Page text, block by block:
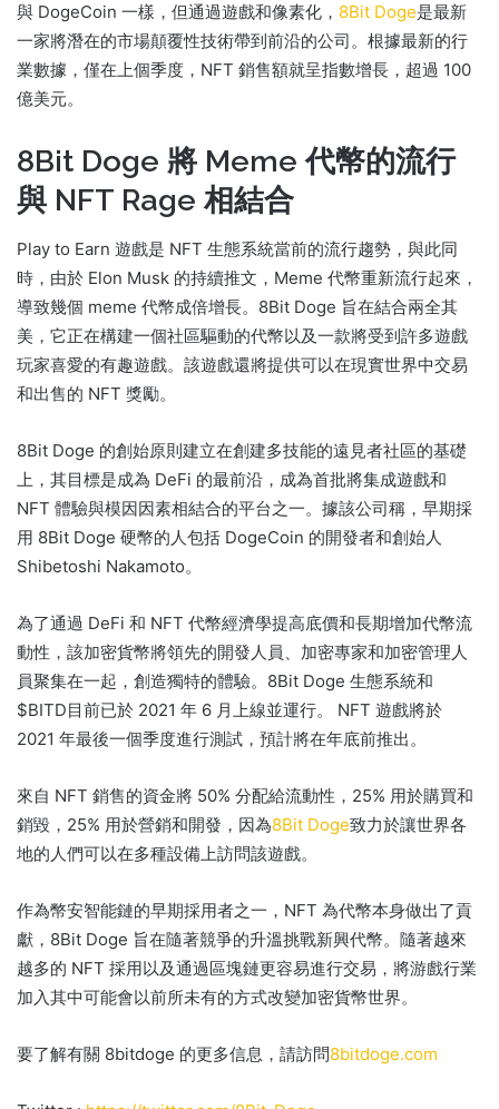
與 DogeCoin 一樣，但通過遊戲和像素化， 8Bit Doge是最新
一家將潛在的市場顛覆性技術帶到前沿的公司。 根據最新的行
業數據，僅在上個季度，NFT 銷售額就呈指數增長，超過 100
億美元。
8Bit Doge 將 Meme 代幣的流行
與 NFT Rage 相結合
Play to Earn 遊戲是 NFT 生態系統當前的流行趨勢，與此同
時，由於 Elon Musk 的持續推文，Meme 代幣重新流行起來，
導致幾個 meme 代幣成倍增長。 8Bit Doge 旨在結合兩全其
美，它正在構建一個社區驅動的代幣以及一款將受到許多遊戲
玩家喜愛的有趣遊戲。 該遊戲還將提供可以在現實世界中交易
和出售的 NFT 獎勵。
8Bit Doge 的創始原則建立在創建多技能的遠見者社區的基礎
上，其目標是成為 DeFi 的最前沿，成為首批將集成遊戲和
NFT 體驗與模因因素相結合的平台之一。 據該公司稱，早期採
用 8Bit Doge 硬幣的人包括 DogeCoin 的開發者和創始人
Shibetoshi Nakamoto。
為了通過 DeFi 和 NFT 代幣經濟學提高底價和長期增加代幣流
動性，該加密貨幣將領先的開發人員、加密專家和加密管理人
員聚集在一起，創造獨特的體驗。 8Bit Doge 生態系統和
$BITD目前已於 2021 年 6 月上線並運行。 NFT 遊戲將於
2021 年最後一個季度進行測試，預計將在年底前推出。
來自 NFT 銷售的資金將 50% 分配給流動性，25% 用於購買和
銷毀，25% 用於營銷和開發，因為8Bit Doge致力於讓世界各
地的人們可以在多種設備上訪問該遊戲。
作為幣安智能鏈的早期採用者之一，NFT 為代幣本身做出了貢
獻，8Bit Doge 旨在隨著競爭的升溫挑戰新興代幣。 隨著越來
越多的 NFT 採用以及通過區塊鏈更容易進行交易，將游戲行業
加入其中可能會以前所未有的方式改變加密貨幣世界。
要了解有關 8bitdoge 的更多信息，請訪問8bitdoge.com